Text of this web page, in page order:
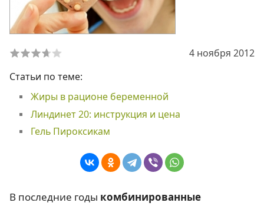
4 ноября 2012
Статьи по теме:
Жиры в рационе беременной
Линдинет 20: инструкция и цена
Гель Пироксикам
В последние годы комбинированные